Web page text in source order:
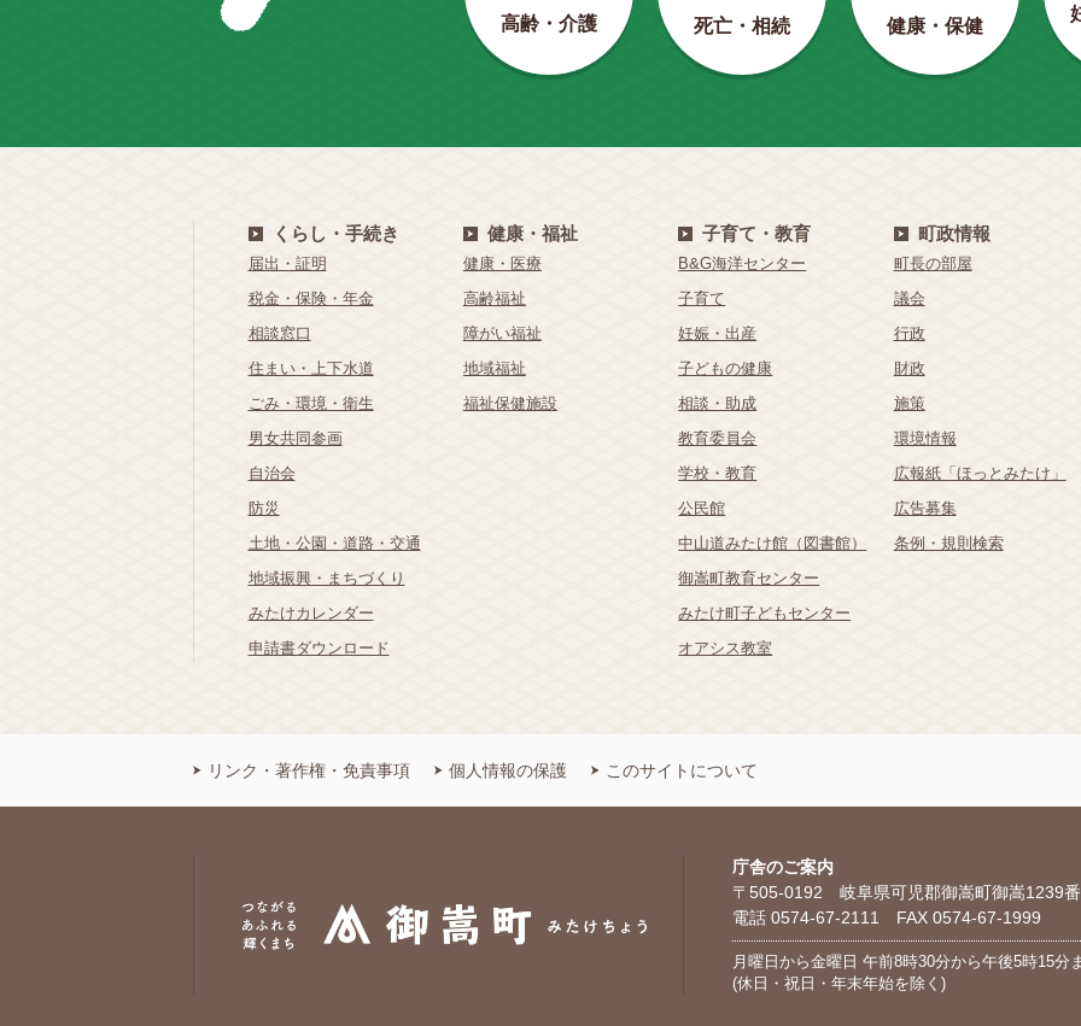
高齢・介護 死亡・相続 健康・保健
くらし・手続き
届出・証明
税金・保険・年金
相談窓口
住まい・上下水道
ごみ・環境・衛生
男女共同参画
自治会
防災
土地・公園・道路・交通
地域振興・まちづくり
みたけカレンダー
申請書ダウンロード
健康・福祉
健康・医療
高齢福祉
障がい福祉
地域福祉
福祉保健施設
子育て・教育
B&G海洋センター
子育て
妊娠・出産
子どもの健康
相談・助成
教育委員会
学校・教育
公民館
中山道みたけ館（図書館）
御嵩町教育センター
みたけ町子どもセンター
オアシス教室
町政情報
町長の部屋
議会
行政
財政
施策
環境情報
広報紙「ほっとみたけ」
広告募集
条例・規則検索
リンク・著作権・免責事項 個人情報の保護 このサイトについて
庁舎のご案内
〒505-0192 岐阜県可児郡御嵩町御嵩1239
電話 0574-67-2111 FAX 0574-67-1999
月曜日から金曜日 午前8時30分から午後5時15分
(休日・祝日・年末年始を除く)